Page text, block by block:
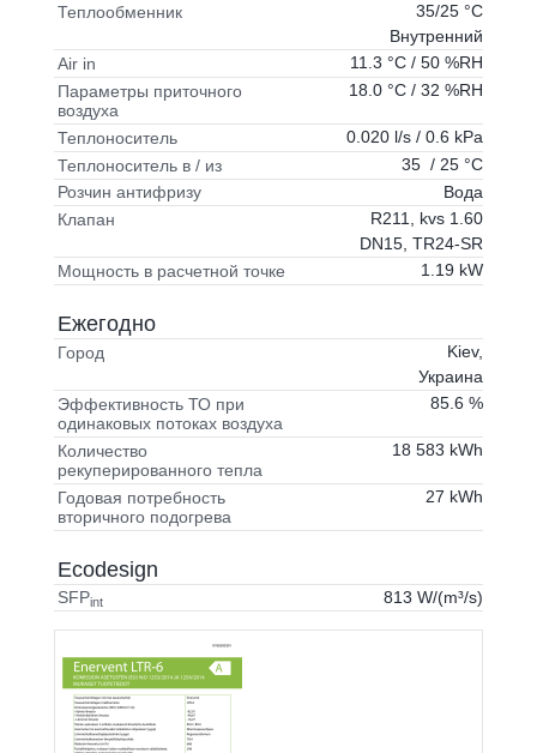
Теплообменник
35/25 °C
Внутренний
Air in
11.3 °C / 50 %RH
Параметры приточного
воздуха
18.0 °C / 32 %RH
Теплоноситель
0.020 l/s / 0.6 kPa
Теплоноситель в / из
35 / 25 °C
Розчин антифризу
Вода
Клапан
R211, kvs 1.60
DN15, TR24-SR
Мощность в расчетной точке
1.19 kW
Ежегодно
Город
Kiev,
Украина
Эффективность ТО при
одинаковых потоках воздуха
85.6 %
Количество
рекуперированного тепла
18 583 kWh
Годовая потребность
вторичного подогрева
27 kWh
Ecodesign
SFPint 813 W/(m³/s)